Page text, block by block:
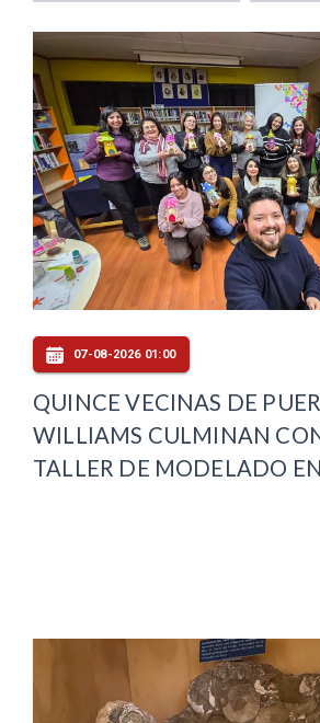
07-08-2026 01:00
QUINCE VECINAS DE
WILLIAMS CULMINAN
TALLER DE MODELADO